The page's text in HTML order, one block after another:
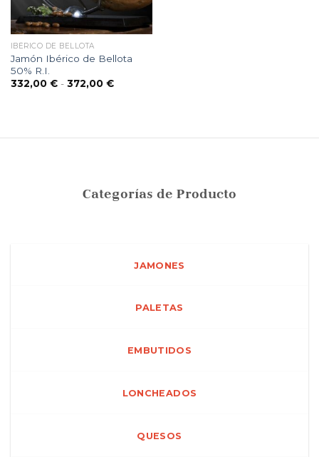
IBÉRICO DE BELLOTA
Jamón Ibérico de Bellota
50% R.I.
332,00 € - 372,00 €Rango
372,00 €
Categorías de Producto
JAMONES
PALETAS
EMBUTIDOS
LONCHEADOS
QUESOS